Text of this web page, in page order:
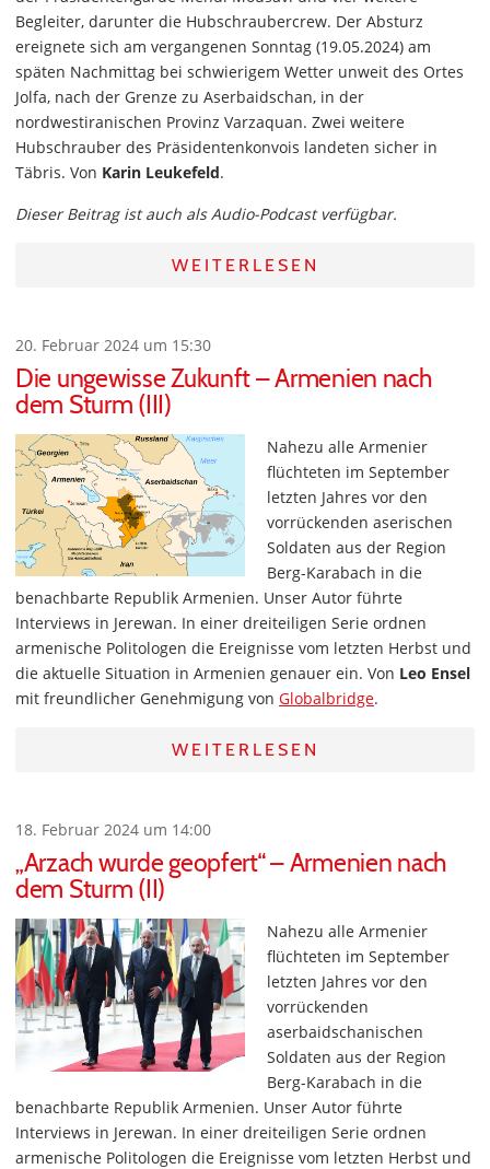
Begleiter, darunter die Hubschraubercrew. Der Absturz
ereignete sich am vergangenen Sonntag (19.05.2024) am
späten Nachmittag bei schwierigem Wetter unweit des Ortes
Jolfa, nach der Grenze zu Aserbaidschan, in der
nordwestiranischen Provinz Varzaquan. Zwei weitere
Hubschrauber des Präsidentenkonvois landeten sicher in
Täbris. Von Karin Leukefeld.
Dieser Beitrag ist auch als Audio-Podcast verfügbar.
WEITERLESEN
20. Februar 2024 um 15:30
Die ungewisse Zukunft – Armenien nach
dem Sturm (III)
Nahezu alle Armenier
flüchteten im September
letzten Jahres vor den
vorrückenden aserischen
Soldaten aus der Region
Berg-Karabach in die
benachbarte Republik Armenien. Unser Autor führte
Interviews in Jerewan. In einer dreiteiligen Serie ordnen
armenische Politologen die Ereignisse vom letzten Herbst und
die aktuelle Situation in Armenien genauer ein. Von Leo Ensel
mit freundlicher Genehmigung von Globalbridge.
WEITERLESEN
18. Februar 2024 um 14:00
„Arzach wurde geopfert“ – Armenien nach
dem Sturm (II)
Nahezu alle Armenier
flüchteten im September
letzten Jahres vor den
vorrückenden
aserbaidschanischen
Soldaten aus der Region
Berg-Karabach in die
benachbarte Republik Armenien. Unser Autor führte
Interviews in Jerewan. In einer dreiteiligen Serie ordnen
armenische Politologen die Ereignisse vom letzten Herbst und